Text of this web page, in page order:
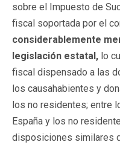
sobre el Impuesto de
fiscal soportada por el
considerablemente
legislación estatal, lo
fiscal dispensado a las
los causahabientes y
los no residentes; entre
España y los no
disposiciones similares